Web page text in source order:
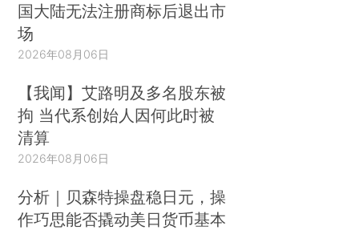
国大陆无法注册商标后退出市
场
2026年08月06日
【我闻】艾路明及多名股东被
拘 当代系创始人因何此时被
清算
2026年08月06日
分析｜贝森特操盘稳日元，操
作巧思能否撬动美日货币基本